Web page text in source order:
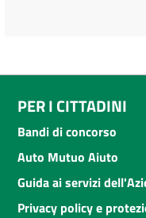
PER I CITTADINI
Bandi di concorso
Auto Mutuo Aiuto
Guida ai servizi
Privacy policy e